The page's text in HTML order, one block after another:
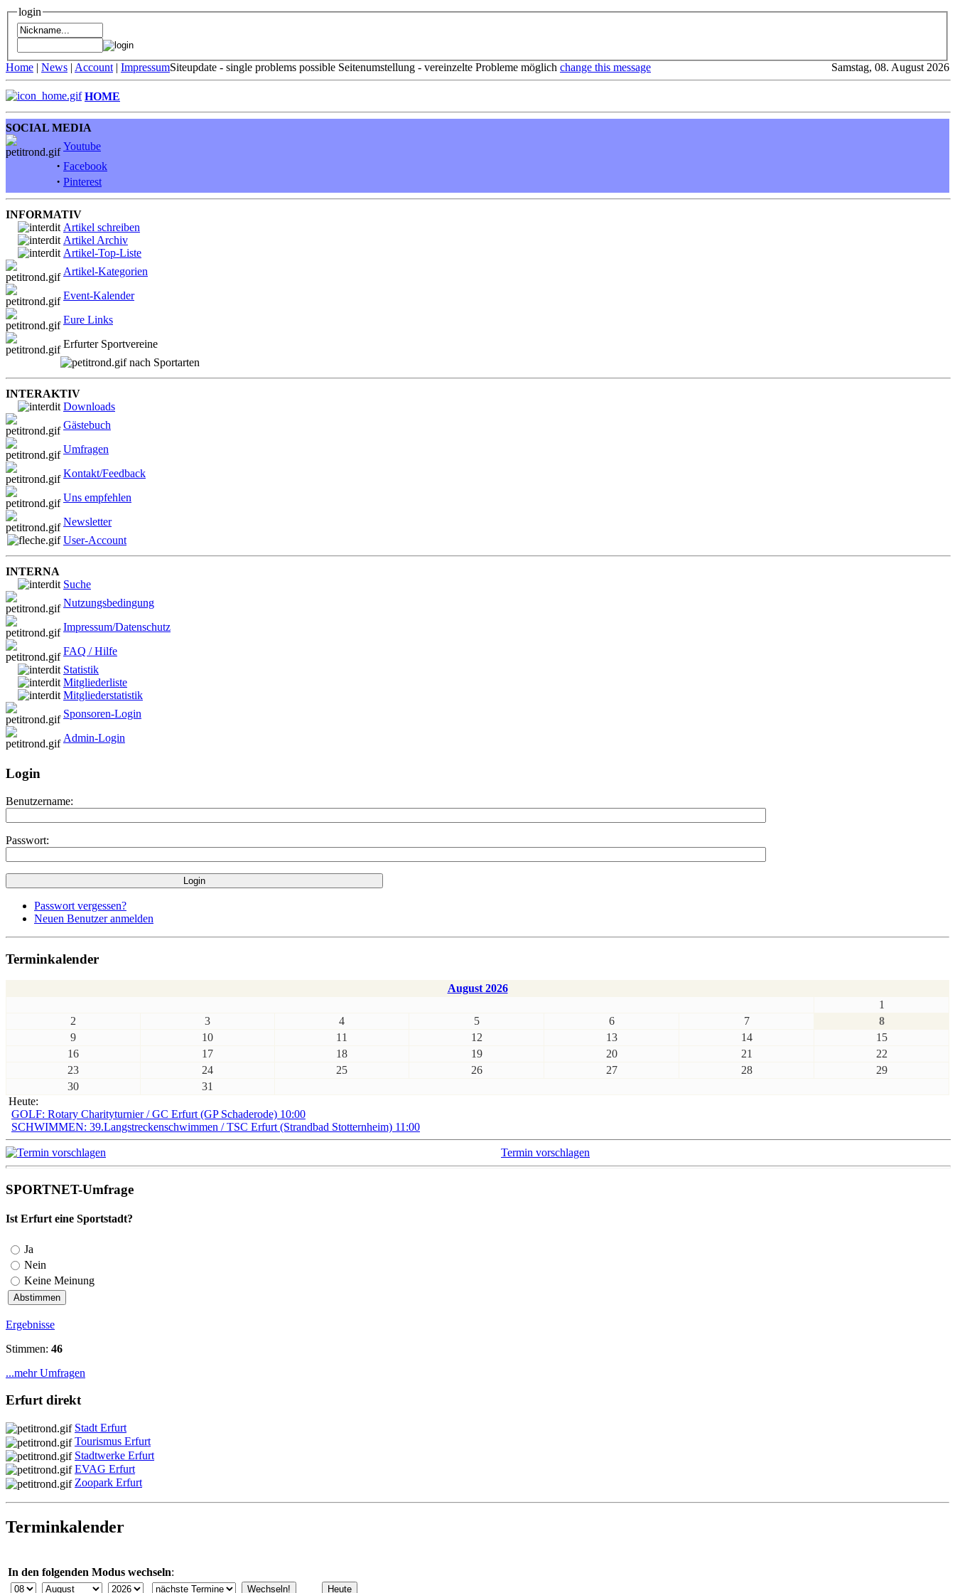
login
Home | News | Account | Impressum Samstag, 08. August 2026
Siteupdate - single problems possible Seitenumstellung - vereinzelte Probleme möglich change this message
HOME
SOCIAL MEDIA
Youtube
· Facebook
· Pinterest
INFORMATIV
Artikel schreiben
Artikel Archiv
Artikel-Top-Liste
Artikel-Kategorien
Event-Kalender
Eure Links
Erfurter Sportvereine
nach Sportarten
INTERAKTIV
Downloads
Gästebuch
Umfragen
Kontakt/Feedback
Uns empfehlen
Newsletter
User-Account
INTERNA
Suche
Nutzungsbedingung
Impressum/Datenschutz
FAQ / Hilfe
Statistik
Mitgliederliste
Mitgliederstatistik
Sponsoren-Login
Admin-Login
Login
Benutzername:
Passwort:
Passwort vergessen?
Neuen Benutzer anmelden
Terminkalender
August 2026
1
2
3 4 5 6 7
8
9
10 11 12 13 14
15
16
17 18 19 20 21
22
23
24 25 26 27 28
29
30
31
Heute:
GOLF: Rotary Charityturnier / GC Erfurt (GP Schaderode) 10:00
SCHWIMMEN: 39.Langstreckenschwimmen / TSC Erfurt (Strandbad Stotternheim) 11:00
Termin vorschlagen
SPORTNET-Umfrage
Ist Erfurt eine Sportstadt?
Ja
Nein
Keine Meinung
Ergebnisse
Stimmen: 46
...mehr Umfragen
Erfurt direkt
Stadt Erfurt
Tourismus Erfurt
Stadtwerke Erfurt
EVAG Erfurt
Zoopark Erfurt
Terminkalender
In den folgenden Modus wechseln: